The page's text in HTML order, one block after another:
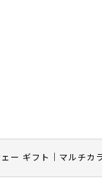
ェー ギフト｜マルチカ